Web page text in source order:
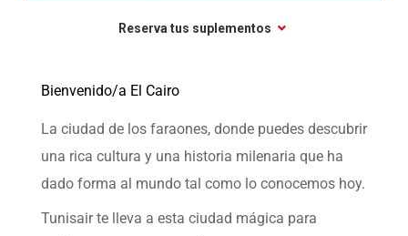
Reserva tus suplementos
Bienvenido/a El Cairo
La ciudad de los faraones, donde puedes descubrir
una rica cultura y una historia milenaria que ha
dado forma al mundo tal como lo conocemos hoy.
Tunisair te lleva a esta ciudad mágica para